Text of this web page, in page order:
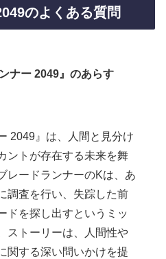
のよくある質問
ナー 2049』のあらす
2049』は、人間と見分け
ントが存在する未来を舞
レードランナーのKは、あ
調査を行い、失踪した前
ドを探し出すというミッ
ストーリーは、人間性や
関する深い問いかけを提